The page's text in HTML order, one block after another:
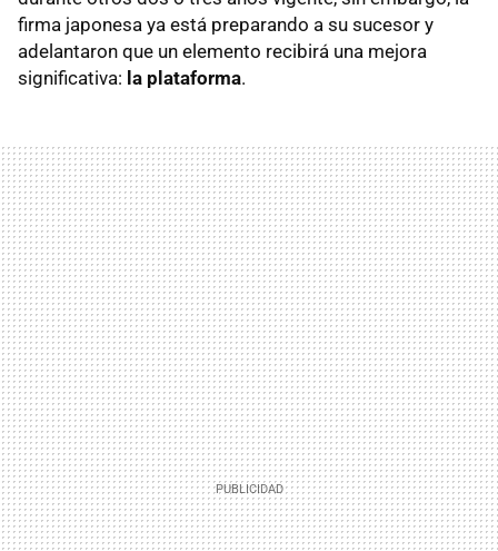
firma japonesa ya está preparando a su sucesor y
adelantaron que un elemento recibirá una mejora
significativa: la plataforma.